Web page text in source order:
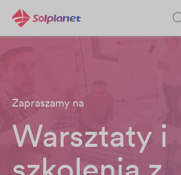
Zapraszamy na
Warsztaty i